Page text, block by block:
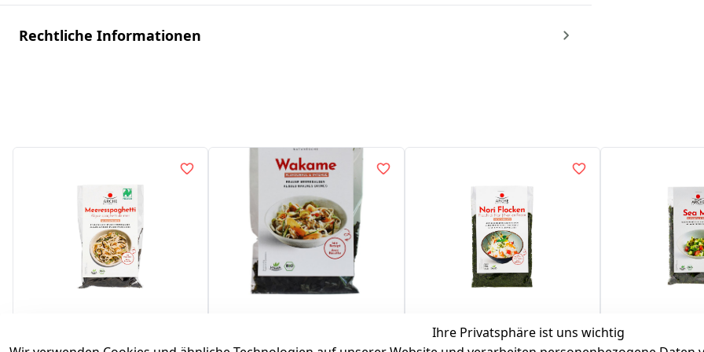
Rechtliche Informationen
Japanische grüne Meeresalgen
Mischung
Ihre Privatsphäre ist uns wichtig